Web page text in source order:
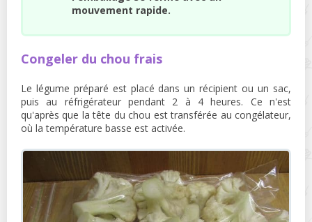
mouvement rapide.
Congeler du chou frais
Le légume préparé est placé dans un récipient ou un sac,
puis au réfrigérateur pendant 2 à 4 heures. Ce n'est
qu'après que la tête du chou est transférée au congélateur,
où la température basse est activée.